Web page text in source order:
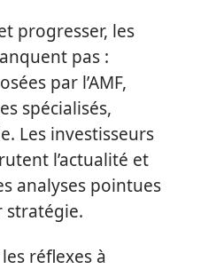
progresser, les
pas :
par l’AMF,
spécialisés,
Les investisseurs
l’actualité et
analyses pointues
stratégie.
réflexes à